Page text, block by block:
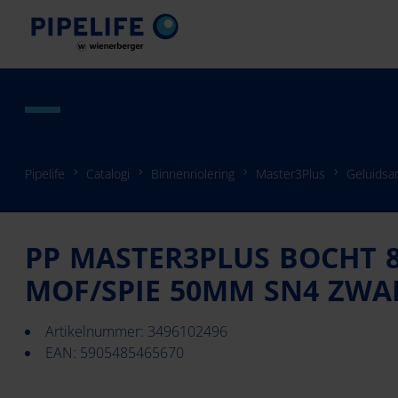
Pipelife Catalogi Binnenriolering Master3Plus
PP MASTER3PLUS BOCHT
MOF/SPIE 50MM SN4
Artikelnummer: 3496102496
EAN: 5905485465670